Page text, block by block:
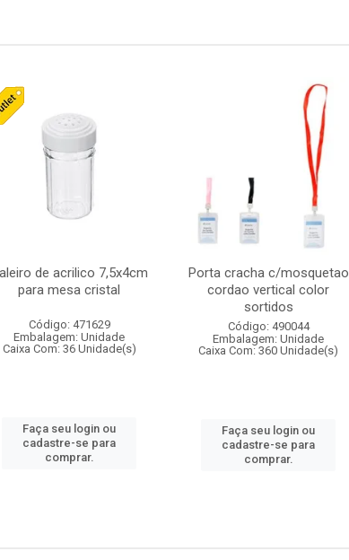
de acrilico 7,5x4cm
para mesa cristal
Código: 471629
Embalagem: Unidade
Caixa Com: 36 Unidade(s)
Faça seu login ou
cadastre-se para
comprar.
Porta cracha c/mosquetao
cordao vertical color
sortidos
Código: 490044
Embalagem: Unidade
Caixa Com: 360 Unidade(s)
Faça seu login ou
cadastre-se para
comprar.